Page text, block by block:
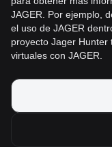
JAGER. Por ejemplo,
el uso de JAGER
proyecto Jager
virtuales con JAGER.